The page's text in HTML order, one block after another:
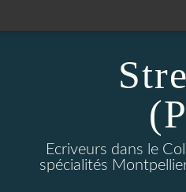
Ecriveurs dans le
spécialités